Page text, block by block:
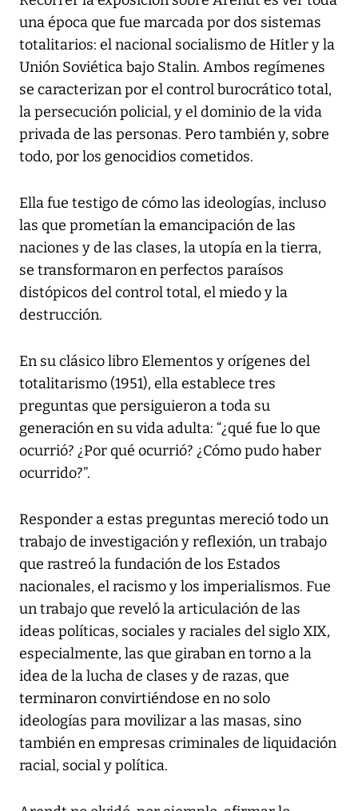
una época que fue marcada por dos sistemas
totalitarios: el nacional socialismo de Hitler y la
Unión Soviética bajo Stalin. Ambos regímenes
se caracterizan por el control burocrático total,
la persecución policial, y el dominio de la vida
privada de las personas. Pero también y, sobre
todo, por los genocidios cometidos.
Ella fue testigo de cómo las ideologías, incluso
las que prometían la emancipación de las
naciones y de las clases, la utopía en la tierra,
se transformaron en perfectos paraísos
distópicos del control total, el miedo y la
destrucción.
En su clásico libroElementos y orígenes del
totalitarismo (1951), ella establece tres
preguntas que persiguieron a toda su
generación en su vida adulta: “¿qué fue lo que
ocurrió? ¿Por qué ocurrió? ¿Cómo pudo haber
ocurrido?”.
Responder a estas preguntas mereció todo un
trabajo de investigación y reflexión, un trabajo
que rastreó la fundación de los Estados
nacionales, el racismo y los imperialismos. Fue
un trabajo que reveló la articulación de las
ideas políticas, sociales y raciales del siglo XIX,
especialmente, las que giraban en torno a la
idea de la lucha de clases y de razas, que
terminaron convirtiéndose en no solo
ideologías para movilizar a las masas, sino
también en empresas criminales de liquidación
racial, social y política.